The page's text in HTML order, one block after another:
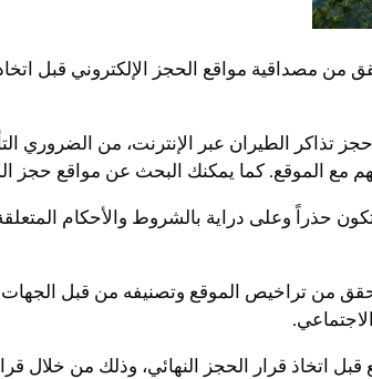
مصداقية مواقع الحجز الإلكتروني قبل
تذاكر الطيران عبر الإنترنت، من الضروري
مع الموقع. كما يمكنك البحث عن مواقع حجز
حذراً وعلى دراية بالشروط والأحكام
من تراخيص الموقع وتصنيفه من قبل
اتخاذ قرار الحجز النهائي، وذلك من خلال